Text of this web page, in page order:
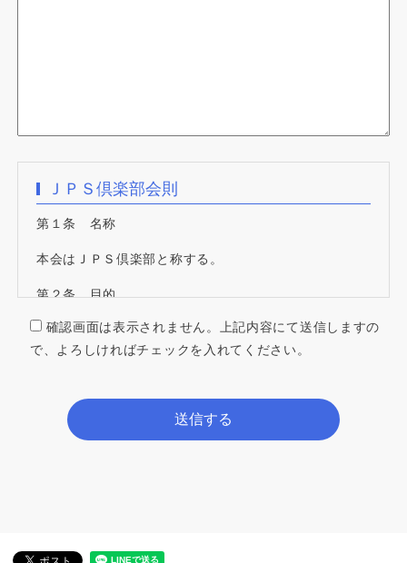
ＪＰＳ倶楽部会則
第１条 名称
本会はＪＰＳ倶楽部と称する。
第２条 目的
本会は株式会社横浜マネジメントコンサルティングＪＰ
Ｓ（以下、ＪＰＳという）の経営理念に賛同し、会員相
情報共有を行い、学び自己研鑽を積むことを目的とす
確認画面は表示されません。上記内容にて送信しますの
で、よろしければチェックを入れてください。